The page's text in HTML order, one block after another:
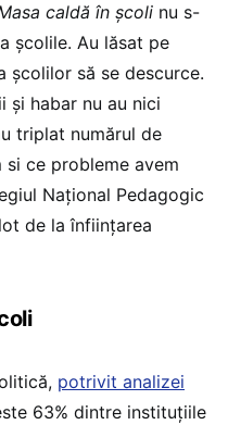
caldă în școli nu s-
școlile. Au lăsat pe
școlilor să se descurce.
habar nu au nici
triplat numărul de
si ce probleme avem
Național Pedagogic
de la înființarea
potrivit analizei
63% dintre instituțiile